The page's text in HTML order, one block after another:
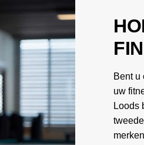
Bent u
uw
Loods